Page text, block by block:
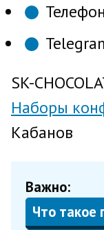
SK-
Наборы
Кабанов
Важно:
Что такое